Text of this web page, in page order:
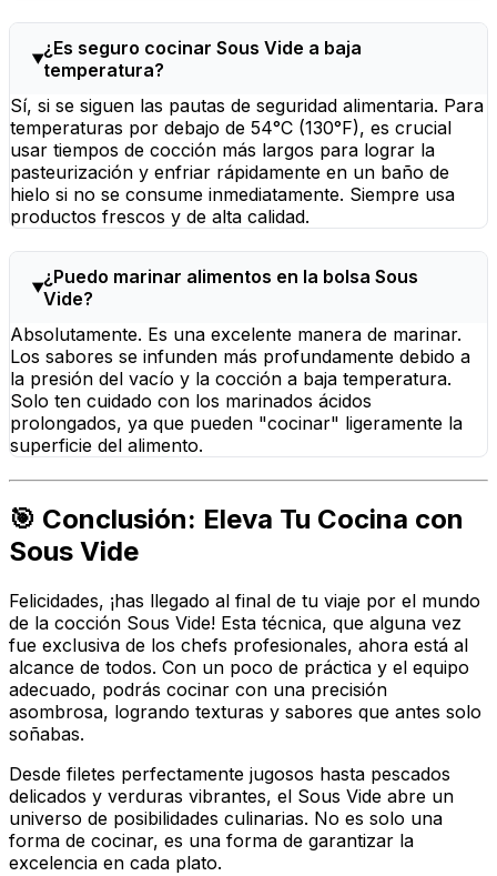
¿Es seguro cocinar Sous Vide a baja
temperatura?
Sí, si se siguen las pautas de seguridad alimentaria. Para
temperaturas por debajo de 54°C (130°F), es crucial
usar tiempos de cocción más largos para lograr la
pasteurización y enfriar rápidamente en un baño de
hielo si no se consume inmediatamente. Siempre usa
productos frescos y de alta calidad.
¿Puedo marinar alimentos en la bolsa Sous
Vide?
Absolutamente. Es una excelente manera de marinar.
Los sabores se infunden más profundamente debido a
la presión del vacío y la cocción a baja temperatura.
Solo ten cuidado con los marinados ácidos
prolongados, ya que pueden "cocinar" ligeramente la
superficie del alimento.
🎯 Conclusión: Eleva Tu Cocina con
Sous Vide
Felicidades, ¡has llegado al final de tu viaje por el mundo
de la cocción Sous Vide! Esta técnica, que alguna vez
fue exclusiva de los chefs profesionales, ahora está al
alcance de todos. Con un poco de práctica y el equipo
adecuado, podrás cocinar con una precisión
asombrosa, logrando texturas y sabores que antes solo
soñabas.
Desde filetes perfectamente jugosos hasta pescados
delicados y verduras vibrantes, el Sous Vide abre un
universo de posibilidades culinarias. No es solo una
forma de cocinar, es una forma de garantizar la
excelencia en cada plato.